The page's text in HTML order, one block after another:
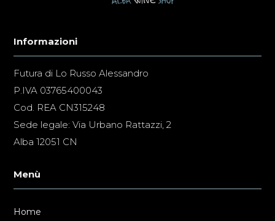
Informazioni
Futura di Lo Russo Alessandro
P.IVA 03765400043
Cod. REA CN315248
Sede legale: Via Urbano Rattazzi, 2
Alba 12051 CN
Menù
Home